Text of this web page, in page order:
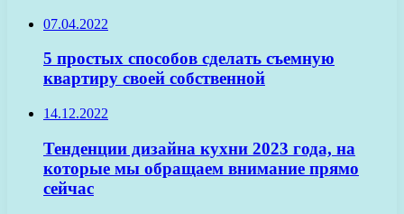
07.04.2022
5 простых способов сделать съемную
квартиру своей собственной
14.12.2022
Тенденции дизайна кухни 2023 года, на
которые мы обращаем внимание прямо
сейчас